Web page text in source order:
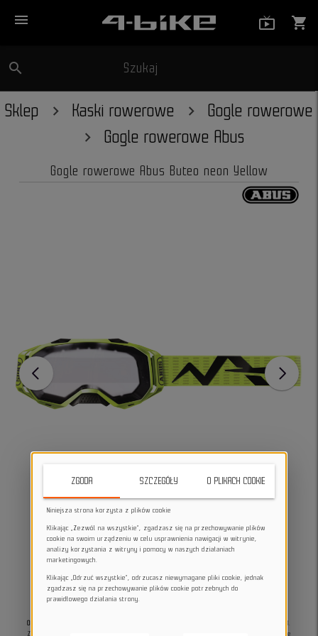
menu shopping_cart
search Szukaj
Sklep Kaski rowerowe
Gogle rowerowe
Gogle rowerowe Abus
Gogle rowerowe Abus Buteo neon Yellow
Okulary rowerowe ABUS Buteo Neon Yellow
to doskonały wybór dla miłośników MTB.
Zapewniają ostre jak brzytwa pole widzenia, komfort noszenia i idealne dopasowanie
ZGODA SZCZEGÓŁY O PLIKACH COOKIE
Niniejsza strona korzysta z plików cookie
Klikając „Zezwól na wszystkie”, zgadzasz się na przechowywanie plików
cookie na swoim urządzeniu w celu usprawnienia nawigacji w witrynie,
analizy korzystania z witryny i pomocy w naszych działaniach
marketingowych.
Klikając „Odrzuć wszystkie”, odrzucasz niewymagane pliki cookie, jednak
zgadzasz się na przechowywanie plików cookie potrzebnych do
prawidłowego działania strony.